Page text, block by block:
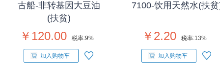
古船-非转基因大豆油
(扶贫)
￥120.00 税率:9%
加入购物车
7100-饮用天然水(扶
￥2.20 税率:13%
加入购物车